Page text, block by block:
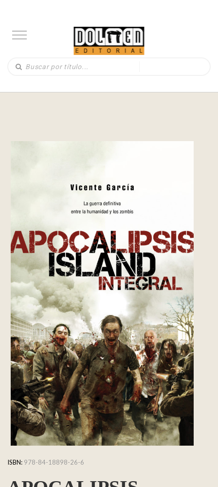
ISBN: 978-84-18898-26-6